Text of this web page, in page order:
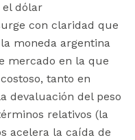
dólar
con claridad que
moneda argentina
mercado en la que
tanto en
devaluación del peso
relativos (la
acelera la caída de